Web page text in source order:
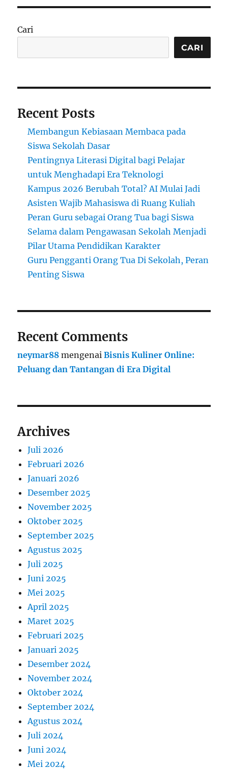
Cari
CARI
Recent Posts
Membangun Kebiasaan Membaca pada
Siswa Sekolah Dasar
Pentingnya Literasi Digital bagi Pelajar
untuk Menghadapi Era Teknologi
Kampus 2026 Berubah Total? AI Mulai Jadi
Asisten Wajib Mahasiswa di Ruang Kuliah
Peran Guru sebagai Orang Tua bagi Siswa
Selama dalam Pengawasan Sekolah Menjadi
Pilar Utama Pendidikan Karakter
Guru Pengganti Orang Tua Di Sekolah, Peran
Penting Siswa
Recent Comments
neymar88 mengenaiBisnis Kuliner Online:
Peluang dan Tantangan di Era Digital
Archives
Juli 2026
Februari 2026
Januari 2026
Desember 2025
November 2025
Oktober 2025
September 2025
Agustus 2025
Juli 2025
Juni 2025
Mei 2025
April 2025
Maret 2025
Februari 2025
Januari 2025
Desember 2024
November 2024
Oktober 2024
September 2024
Agustus 2024
Juli 2024
Juni 2024
Mei 2024